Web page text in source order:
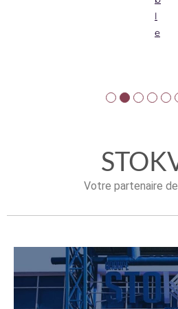
l
e
Votre partenaire